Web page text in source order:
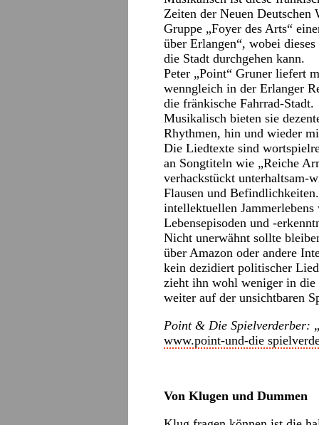
Zeiten der Neuen Deutschen
Gruppe „Foyer des Arts“
über Erlangen“, wobei
die Stadt durchgehen kann.
Peter „Point“ Gruner liefert
wenngleich in der Erlanger
die fränkische Fahrrad-Stadt.
Musikalisch bieten sie
Rhythmen, hin und wieder
Die Liedtexte sind
an Songtiteln wie „Reiche
verhackstückt unterhaltsam-
Flausen und
intellektuellen
Lebensepisoden und -
Nicht unerwähnt sollte
über Amazon oder andere
kein dezidiert politischer
zieht ihn wohl weniger in die
weiter auf der unsichtbaren
Point & Die Spielverderber:
www.point-und-die
Von Klugen und Dummen